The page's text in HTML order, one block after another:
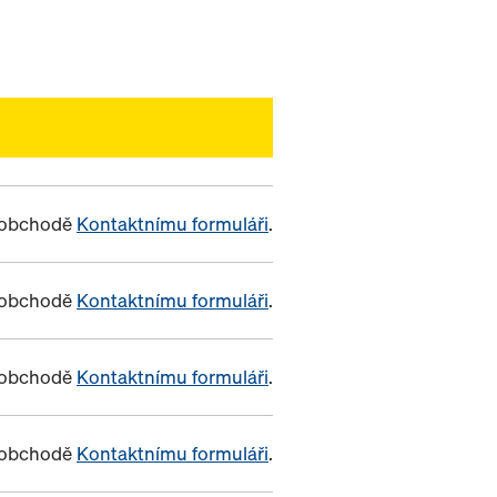
Kontaktnímu formuláři.
Kontaktnímu formuláři.
Kontaktnímu formuláři.
Kontaktnímu formuláři.